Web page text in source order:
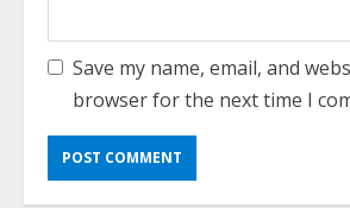
Save my name, email, and
browser for the next time I